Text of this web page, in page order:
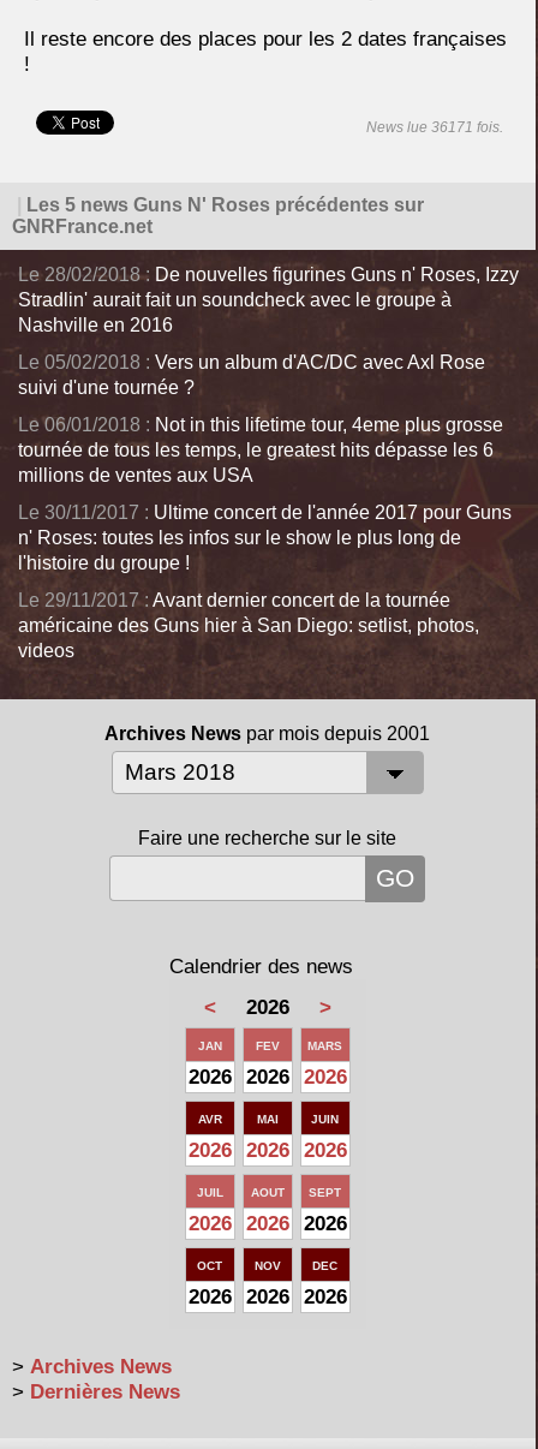
Il reste encore des places pour les 2 dates françaises
!
News lue 36171 fois.
Les 5 news Guns N' Roses précédentes sur
GNRFrance.net
Le 28/02/2018 : De nouvelles figurines Guns n' Roses, Izzy
Stradlin' aurait fait un soundcheck avec le groupe à
Nashville en 2016
Le 05/02/2018 : Vers un album d'AC/DC avec Axl Rose
suivi d'une tournée ?
Le 06/01/2018 : Not in this lifetime tour, 4eme plus grosse
tournée de tous les temps, le greatest hits dépasse les 6
millions de ventes aux USA
Le 30/11/2017 : Ultime concert de l'année 2017 pour Guns
n' Roses: toutes les infos sur le show le plus long de
l'histoire du groupe !
Le 29/11/2017 : Avant dernier concert de la tournée
américaine des Guns hier à San Diego: setlist, photos,
videos
Archives News par mois depuis 2001
Faire une recherche sur le site
Calendrier des news
<
2026 >
JAN
2026
FEV
2026
MARS
2026
AVR
2026
MAI
2026
JUIN
2026
JUIL
2026
AOUT
2026
SEPT
2026
OCT
2026
NOV
2026
DEC
2026
> Archives News
> Dernières News